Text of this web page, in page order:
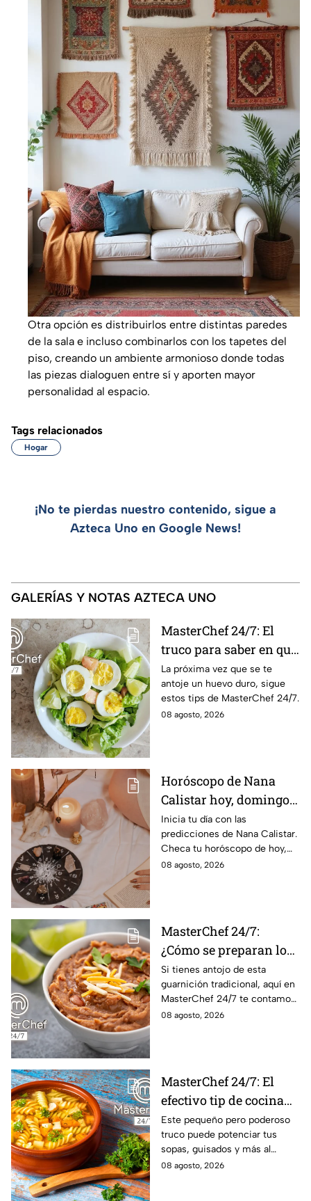
Otra opción es distribuirlos entre distintas paredes
de la sala e incluso combinarlos con los tapetes del
piso, creando un ambiente armonioso donde todas
las piezas dialoguen entre sí y aporten mayor
personalidad al espacio.
Tags relacionados
Hogar
¡No te pierdas nuestro contenido, sigue a
Azteca Uno en Google News!
GALERÍAS Y NOTAS AZTECA UNO
MasterChef 24/7: El
truco para saber en qué
momento está listo un
huevo cocido
La próxima vez que se te
antoje un huevo duro, sigue
estos tips de MasterChef 24/7.
08 agosto, 2026
Horóscopo de Nana
Calistar hoy, domingo 9
de agosto: estos signos
tendrán ingresos extra
Inicia tu día con las
predicciones de Nana Calistar.
Checa tu horóscopo de hoy,
domingo 9 de agosto, y
08 agosto, 2026
MasterChef 24/7:
¿Cómo se preparan los
frijoles puercos estilo
Sonora?
Si tienes antojo de esta
guarnición tradicional, aquí en
MasterChef 24/7 te contamos
la receta.
08 agosto, 2026
MasterChef 24/7: El
efectivo tip de cocina
de las abuelas para
darle sabor extra al
caldillo
Este pequeño pero poderoso
truco puede potenciar tus
sopas, guisados y más al
máximo.
08 agosto, 2026